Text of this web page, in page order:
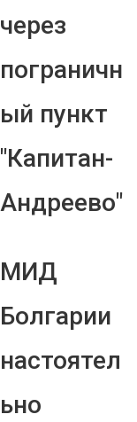
через
пограничн
ый пункт
"Капитан-
Андреево"
МИД
Болгарии
настоятел
ьно